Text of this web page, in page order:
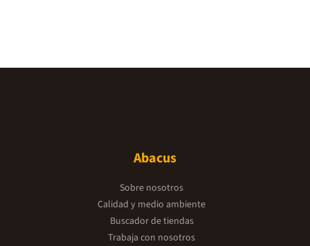
Abacus
Sobre nosotros
Calidad y medio ambiente
Buscador de tiendas
Trabaja con nosotros